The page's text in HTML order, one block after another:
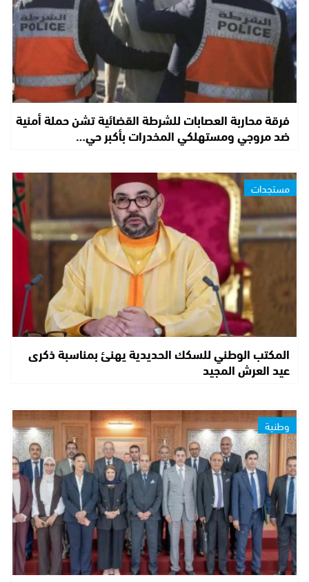
فرقة محاربة العصابات للشرطة القضائية تشن حملة أمنية
ضد مروجي ومستهلكي المخدرات بأكبر حي…
مستجدات
المكتب الوطني للسكك الحديدية يهنئ بمناسبة ذكرى
عيد العرش المجيد
وطنية